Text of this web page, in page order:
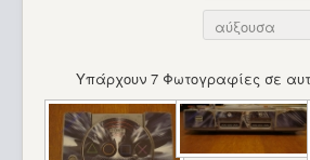
Υπάρχουν 7 Φωτογραφίες σε